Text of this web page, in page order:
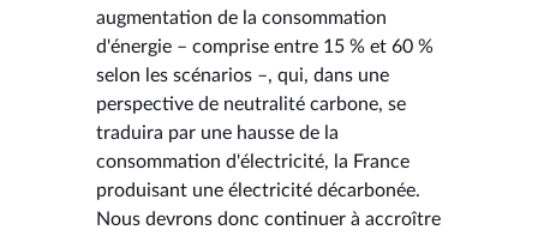
augmentation de la consommation
d'énergie – comprise entre 15 % et 60 %
selon les scénarios –, qui, dans une
perspective de neutralité carbone, se
traduira par une hausse de la
consommation d'électricité, la France
produisant une électricité décarbonée.
Nous devrons donc continuer à accroître